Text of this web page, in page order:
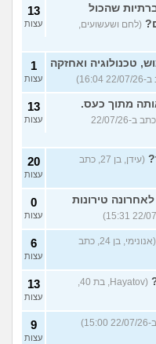
שהכול
(לחם ושעשועים,
13
עצות
טכנולוגיה ואחזקה
1
עצות
מתוך כעס.
(אלכס, שם בדוי, בן 40, כתב ב-22/07/26
13
עצות
(עידן, בן 27, כתב
20
עצות
טירונות
0
עצות
(אנונימי, בן 24, כתב
6
עצות
(Hayatov, בת 40,
13
עצות
9
עצות